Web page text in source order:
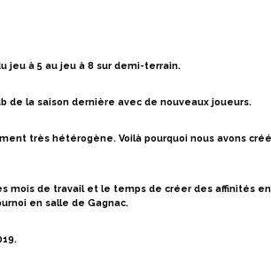
jeu à 5 au jeu à 8 sur demi-terrain.
de la saison dernière avec de nouveaux joueurs.
très hétérogène. Voilà pourquoi nous avons
mois de travail et le temps de créer des affinités
en salle de Gagnac.